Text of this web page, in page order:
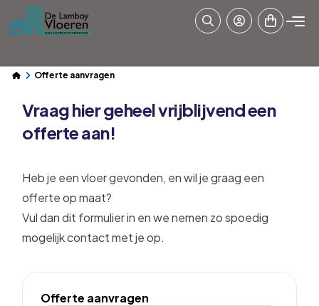
Offerte aanvragen
Vraag hier geheel vrijblijvend een
offerte aan!
Heb je een vloer gevonden, en wil je graag een
offerte op maat?
Vul dan dit formulier in en we nemen zo spoedig
mogelijk contact met je op.
Offerte aanvragen